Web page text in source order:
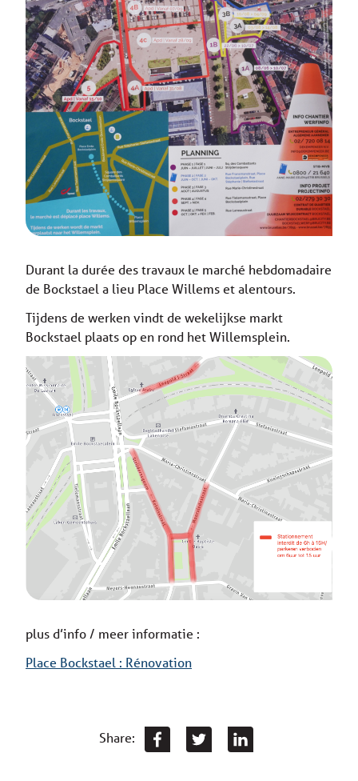
Durant la durée des travaux le marché hebdomadaire
de Bockstael a lieu Place Willems et alentours.
Tijdens de werken vindt de wekelijkse markt
Bockstael plaats op en rond het Willemsplein.
plus d’info / meer informatie :
Place Bockstael : Rénovation
Share: